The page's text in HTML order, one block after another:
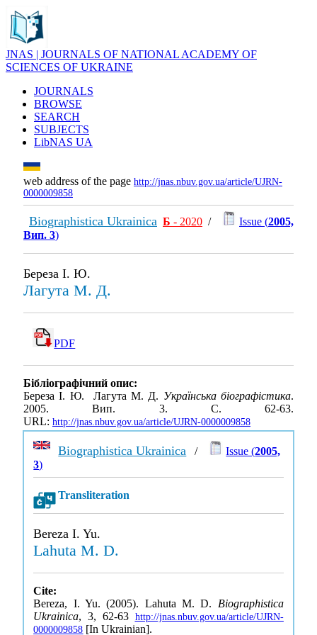
JNAS | JOURNALS OF NATIONAL ACADEMY OF
SCIENCES OF UKRAINE
JOURNALS
BROWSE
SEARCH
SUBJECTS
LibNAS UA
web address of the page http://jnas.nbuv.gov.ua/article/UJRN-
0000009858
Biographistica Ukrainica Б - 2020 / Issue (2005,
Вип. 3)
Береза І. Ю.
Лагута М. Д.
PDF
Бібліографічний опис:
Береза І. Ю. Лагута М. Д. Українська біографістика.
2005. Вип. 3. С. 62-63.
URL: http://jnas.nbuv.gov.ua/article/UJRN-0000009858
Biographistica Ukrainica / Issue (2005,
3)
Transliteration
Bereza I. Yu.
Lahuta M. D.
Cite:
Bereza, I. Yu. (2005). Lahuta M. D. Biographistica
Ukrainica, 3, 62-63 http://jnas.nbuv.gov.ua/article/UJRN-
0000009858 [In Ukrainian].